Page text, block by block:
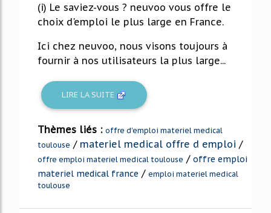
(i) Le saviez-vous ? neuvoo vous offre le
choix d'emploi le plus large en France.
Ici chez neuvoo, nous visons toujours à
fournir à nos utilisateurs la plus large...
LIRE LA SUITE
Thèmes liés : offre d'emploi materiel medical
toulouse / materiel medical offre d emploi /
offre emploi materiel medical toulouse / offre emploi
materiel medical france / emploi materiel medical
toulouse